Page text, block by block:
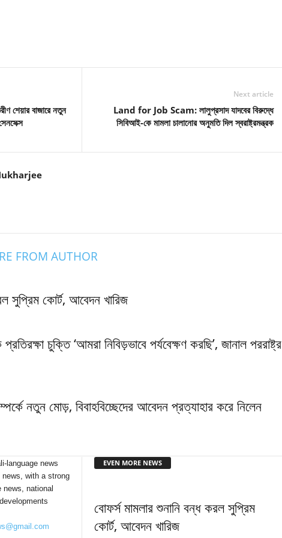
বাজারে নতুন
Next article
Land for Job Scam: লালুপ্রসাদ যাদবের বিরুদ্ধে
সিবিআই-কে মামলা চালানোর অনুমতি দিল স্বরাষ্ট্রমন্ত্রক
FROM AUTHOR
সুপ্রিম কোর্ট, আবেদন খারিজ
চুক্তি ‘আমরা নিবিড়ভাবে পর্যবেক্ষণ করছি’, জানাল পররাষ্ট্র
নতুন মোড়, বিবাহবিচ্ছেদের আবেদন প্রত্যাহার করে নিলেন
language news
with a strong
national
EVEN MORE NEWS
বোফর্স মামলার শুনানি বন্ধ করল সুপ্রিম
কোর্ট, আবেদন খারিজ